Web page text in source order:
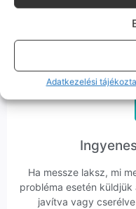
Adatkezelési
Hibázni emberi dolog,
Ha ritkán előfordul
hanem megoldást.
Ha messze laksz, mi
probléma esetén
javítva vagy